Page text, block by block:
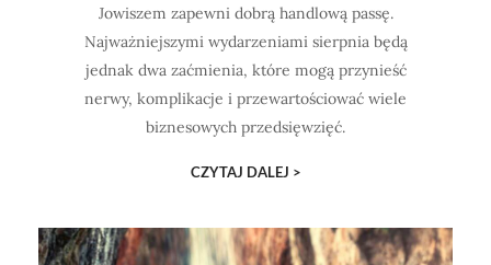
Jowiszem zapewni dobrą handlową passę.
Najważniejszymi wydarzeniami sierpnia będą
jednak dwa zaćmienia, które mogą przynieść
nerwy, komplikacje i przewartościować wiele
biznesowych przedsięwzięć.
CZYTAJ DALEJ >